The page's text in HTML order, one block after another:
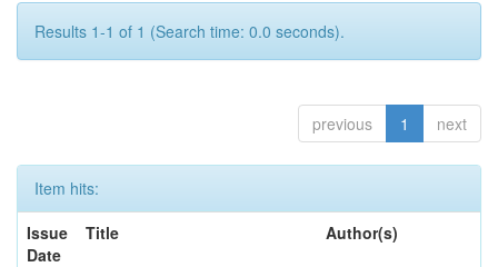
Results 1-1 of 1 (Search time: 0.0 seconds).
previous 1 next
Item hits:
Issue
Date
Title Author(s)